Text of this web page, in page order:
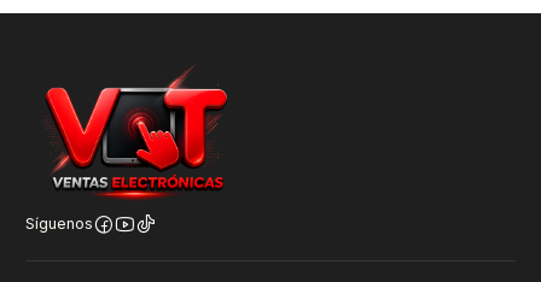
Síguenos